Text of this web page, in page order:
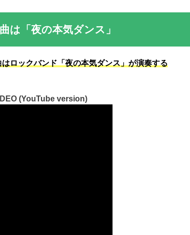
は「夜の本気ダンス」
ロックバンド「夜の本気ダンス」が演奏する
(YouTube version)